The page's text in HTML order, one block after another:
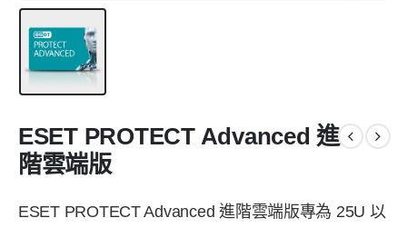
ESET PROTECT Advanced 進
階雲端版
ESET PROTECT Advanced 進階雲端版專為 25U 以